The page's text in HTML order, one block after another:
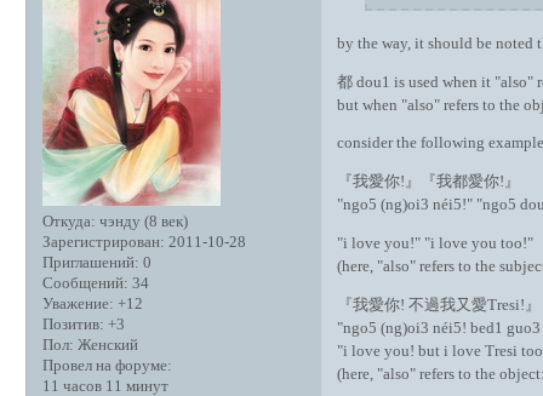
Откуда: чэнду (8 век)
Зарегистрирован: 2011-10-28
Приглашений: 0
Сообщений: 34
Уважение: +12
Позитив: +3
Пол: Женский
Провел на форуме:
11 часов 11 минут
by the way, it should be noted
都 dou1 is used when it "also"
but when "also" refers to the
consider the following
『我愛你!』『我都愛你!』
"ngo5 (ng)oi3 néi5!" "ngo5
"i love you!" "i love you too!"
(here, "also" refers to the
『我愛你! 不過我又愛Tresi!』
"ngo5 (ng)oi3 néi5! bed1
"i love you! but i love Tresi
(here, "also" refers to the